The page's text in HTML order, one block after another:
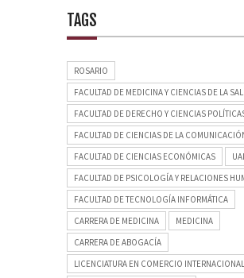
TAGS
ROSARIO
FACULTAD DE MEDICINA Y CIENCIAS DE LA
FACULTAD DE DERECHO Y CIENCIAS
FACULTAD DE CIENCIAS DE LA
FACULTAD DE CIENCIAS ECONÓMICAS
UAI
FACULTAD DE PSICOLOGÍA Y RELACIONES
FACULTAD DE TECNOLOGÍA INFORMÁTICA
CARRERA DE MEDICINA
MEDICINA
CARRERA DE ABOGACÍA
LICENCIATURA EN COMERCIO INTERNACIONAL